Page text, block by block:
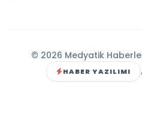
© 2026 Medyatik
HABER YAZILIMI